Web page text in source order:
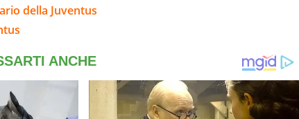
della Juventus